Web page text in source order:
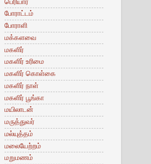
பெரியார்
போராட்டம்
போராளி
மக்களவை
மகளிர்
மகளிர் உரிமை
மகளிர் கொள்கை
மகளிர் நாள்
மகளிர் பூங்கா
மயிலாடன்
மருத்துவர்
மல்யுத்தம்
மலையேற்றம்
மறுமணம்